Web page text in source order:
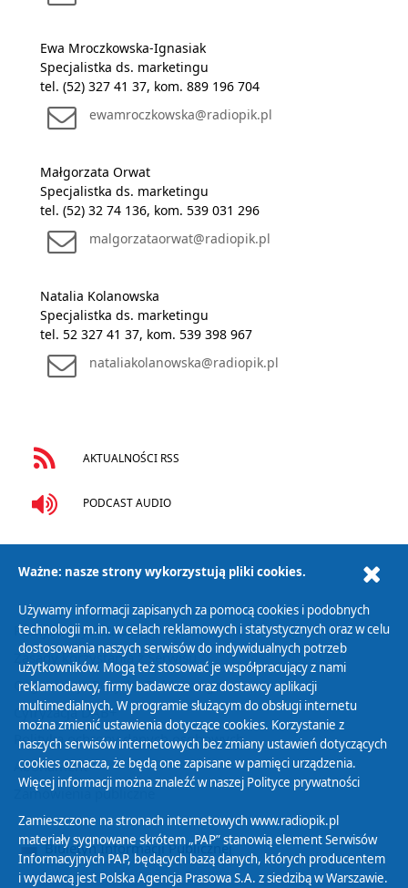
Ewa Mroczkowska-Ignasiak
Specjalistka ds. marketingu
tel. (52) 327 41 37, kom. 889 196 704
ewamroczkowska@radiopik.pl
Małgorzata Orwat
Specjalistka ds. marketingu
tel. (52) 32 74 136, kom. 539 031 296
malgorzataorwat@radiopik.pl
Natalia Kolanowska
Specjalistka ds. marketingu
tel. 52 327 41 37, kom. 539 398 967
nataliakolanowska@radiopik.pl
AKTUALNOŚCI RSS
PODCAST AUDIO
Polityka Prywatności
Zasady korzystania z Serwisu
Organizacje Pożytku Publicznego
Cyfryzacja DAB+
Polityka ochrony danych osobowych
Abonament
Zamówienia publiczne
Biuletyn Informacji Publicznej
Ważne: nasze strony wykorzystują pliki cookies.
Używamy informacji zapisanych za pomocą cookies i podobnych
technologii m.in. w celach reklamowych i statystycznych oraz w celu
dostosowania naszych serwisów do indywidualnych potrzeb
użytkowników. Mogą też stosować je współpracujący z nami
reklamodawcy, firmy badawcze oraz dostawcy aplikacji
multimedialnych. W programie służącym do obsługi internetu
można zmienić ustawienia dotyczące cookies. Korzystanie z
naszych serwisów internetowych bez zmiany ustawień dotyczących
cookies oznacza, że będą one zapisane w pamięci urządzenia.
Więcej informacji można znaleźć w naszej Polityce prywatności
Zamieszczone na stronach internetowych www.radiopik.pl
materiały sygnowane skrótem „PAP” stanowią element Serwisów
Informacyjnych PAP, będących bazą danych, których producentem
i wydawcą jest Polska Agencja Prasowa S.A. z siedzibą w Warszawie.